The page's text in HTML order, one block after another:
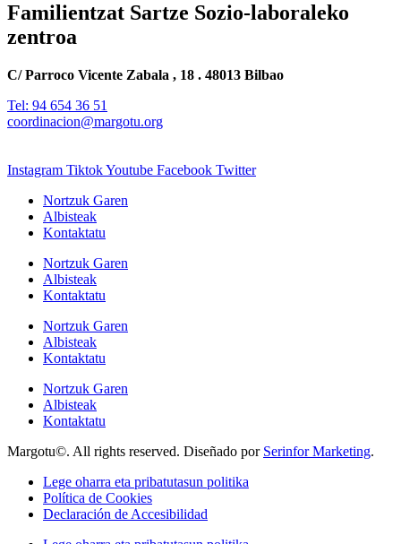
Familientzat Sartze Sozio-laboraleko
zentroa
C/ Parroco Vicente Zabala , 18 . 48013 Bilbao
Tel: 94 654 36 51
coordinacion@margotu.org
Instagram TiktokYoutube Facebook Twitter
Nortzuk Garen
Albisteak
Kontaktatu
Nortzuk Garen
Albisteak
Kontaktatu
Nortzuk Garen
Albisteak
Kontaktatu
Nortzuk Garen
Albisteak
Kontaktatu
Margotu©. All rights reserved. Diseñado por Serinfor Marketing.
Lege oharra eta pribatutasun politika
Política de Cookies
Declaración de Accesibilidad